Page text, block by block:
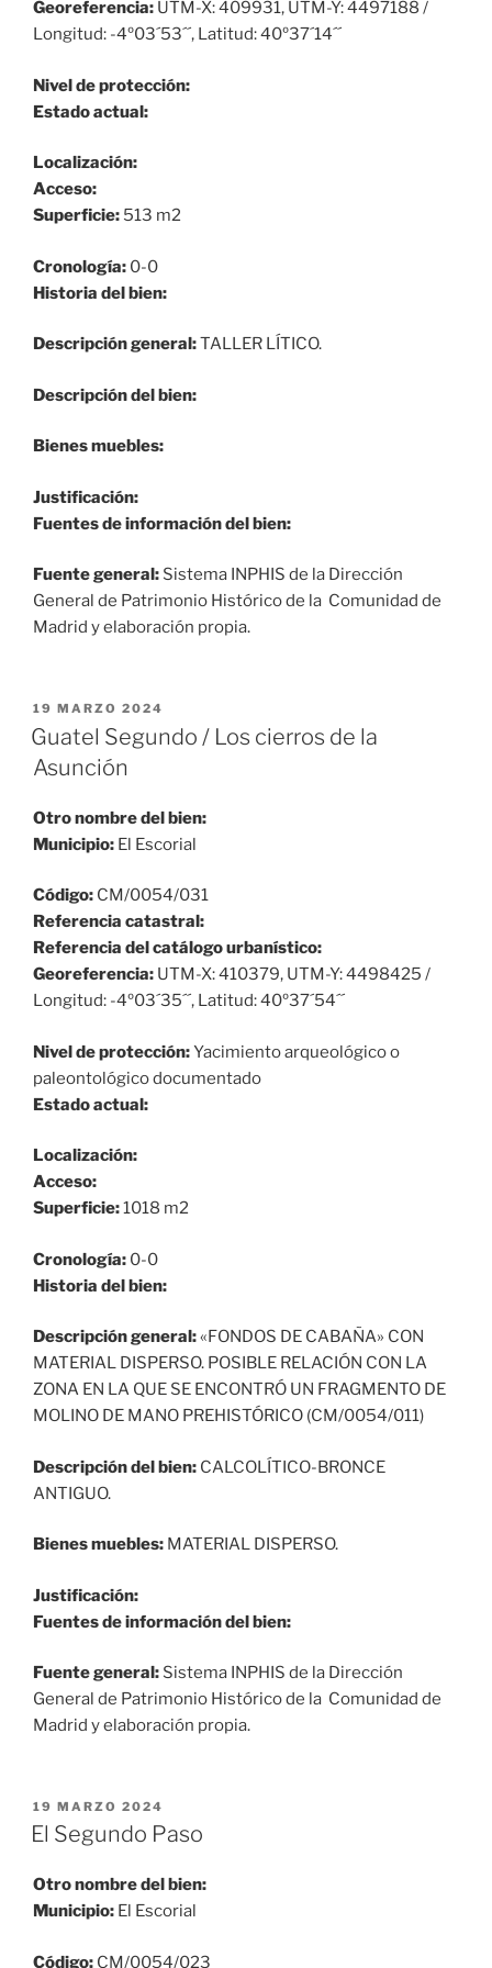
Georeferencia: UTM-X: 409931, UTM-Y: 4497188 /
Longitud: -4º03´53´´, Latitud: 40º37´14´´
Nivel de protección:
Estado actual:
Localización:
Acceso:
Superficie: 513 m2
Cronología: 0-0
Historia del bien:
Descripción general:TALLER LÍTICO.
Descripción del bien:
Bienes muebles:
Justificación:
Fuentes de información del bien:
Fuente general: Sistema INPHIS de la Dirección
General de Patrimonio Histórico de la Comunidad de
Madrid y elaboración propia.
PUBLICADO
EL
19 MARZO 2024
Guatel Segundo / Los cierros de la
Asunción
Otro nombre del bien:
Municipio: El Escorial
Código: CM/0054/031
Referencia catastral:
Referencia del catálogo urbanístico:
Georeferencia: UTM-X: 410379, UTM-Y: 4498425 /
Longitud: -4º03´35´´, Latitud: 40º37´54´´
Nivel de protección:Yacimiento arqueológico o
paleontológico documentado
Estado actual:
Localización:
Acceso:
Superficie:1018 m2
Cronología: 0-0
Historia del bien:
Descripción general:«FONDOS DE CABAÑA» CON
MATERIAL DISPERSO. POSIBLE RELACIÓN CON LA
ZONA EN LA QUE SE ENCONTRÓ UN FRAGMENTO DE
MOLINO DE MANO PREHISTÓRICO (CM/0054/011)
Descripción del bien: CALCOLÍTICO-BRONCE
ANTIGUO.
Bienes muebles: MATERIAL DISPERSO.
Justificación:
Fuentes de información del bien:
Fuente general: Sistema INPHIS de la Dirección
General de Patrimonio Histórico de la Comunidad de
Madrid y elaboración propia.
PUBLICADO
EL
19 MARZO 2024
El Segundo Paso
Otro nombre del bien:
Municipio: El Escorial
Código: CM/0054/023